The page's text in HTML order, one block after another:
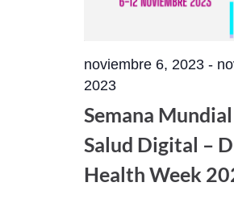
noviembre 6, 2023-
2023
Semana
Salud Digital –
Health Week